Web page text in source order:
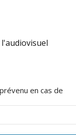
en cas de